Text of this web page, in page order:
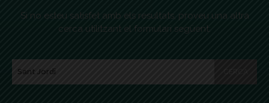
Si no esteu satisfet amb els resultats, proveu una altra
cerca utilitzant el formulari següent: